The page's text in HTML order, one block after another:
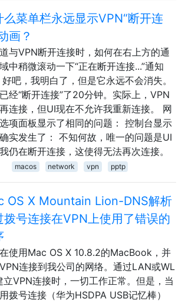
么菜单栏永远显示VPN“断开连
画？
与VPN断开连接时，如何在右上方的通
中稍微滚动一下“正在断开连接...”通知
吧，我明白了，但是它永远不会消失。
经“断开连接”了20分钟。实际上，VPN
连接，但UI现在不允许我重新连接。 网
项面板显示了相同的问题： 控制台显示
实发生了： 不知何故，唯一的问题是UI
仍在断开连接，这使得无法再次连接。
macos network vpn pptp
OS X Mountain Lion-DNS解析
拨号连接在VPN上使用了错误的
使用Mac OS X 10.8.2的MacBook，并
连接到我公司的网络。通过LAN或WL​​
立VPN连接时，一切工作正常。但是，当
拨号连接（华为HSDPA USB记忆棒）